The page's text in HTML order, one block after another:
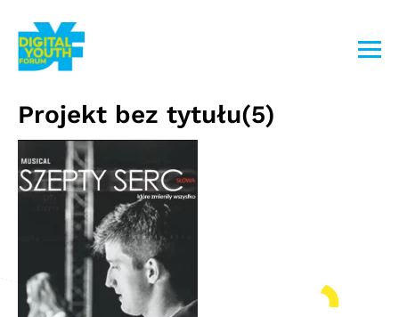
treści
Projekt bez tytułu(5)